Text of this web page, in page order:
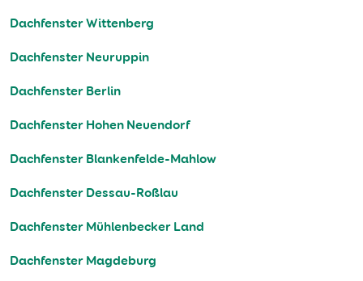
Dachfenster Wittenberg
Dachfenster Neuruppin
Dachfenster Berlin
Dachfenster Hohen Neuendorf
Dachfenster Blankenfelde-Mahlow
Dachfenster Dessau-Roßlau
Dachfenster Mühlenbecker Land
Dachfenster Magdeburg